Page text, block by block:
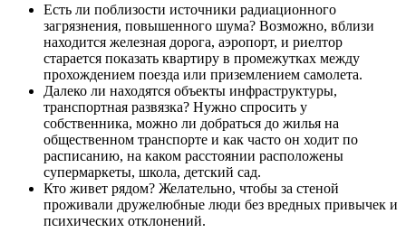
Есть ли поблизости источники радиационного
загрязнения, повышенного шума? Возможно, вблизи
находится железная дорога, аэропорт, и риелтор
старается показать квартиру в промежутках между
прохождением поезда или приземлением самолета.
Далеко ли находятся объекты инфраструктуры,
транспортная развязка? Нужно спросить у
собственника, можно ли добраться до жилья на
общественном транспорте и как часто он ходит по
расписанию, на каком расстоянии расположены
супермаркеты, школа, детский сад.
Кто живет рядом? Желательно, чтобы за стеной
проживали дружелюбные люди без вредных привычек и
психических отклонений.